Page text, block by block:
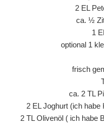
2 EL
ca. ½
1
optional 1
frisch
ca. 2 TL
2 EL Joghurt (ich
2 TL Olivenöl ( ich habe